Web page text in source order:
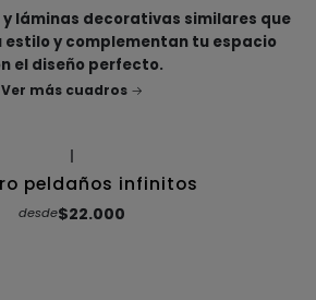
láminas decorativas similares que
estilo y complementan tu espacio
el diseño perfecto.
Ver más cuadros
peldaños infinitos
desde$22.000